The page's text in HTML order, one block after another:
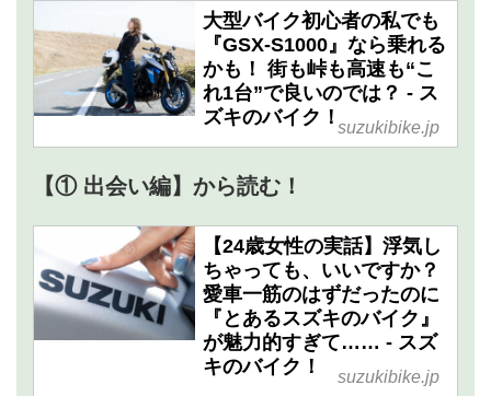
大型バイク初心者の私でも
『GSX-S1000』なら乗れる
かも！ 街も峠も高速も“こ
れ1台”で良いのでは？ - ス
ズキのバイク！ suzukibike.jp
【① 出会い編】から読む！
【24歳女性の実話】浮気し
ちゃっても、いいですか？
愛車一筋のはずだったのに
『とあるスズキのバイク』
が魅力的すぎて…… - スズ
キのバイク！
suzukibike.jp